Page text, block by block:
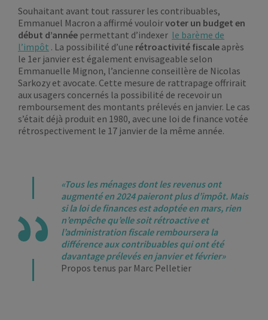
Souhaitant avant tout rassurer les contribuables,
Emmanuel Macron a affirmé vouloirvoter un budget en
début d’année permettant d’indexer le barème de
l’impôt . La possibilité d’une rétroactivité fiscale après
le 1er janvier est également envisageable selon
Emmanuelle Mignon, l’ancienne conseillère de Nicolas
Sarkozy et avocate. Cette mesure de rattrapage offrirait
aux usagers concernés la possibilité de recevoir un
remboursement des montants prélevés en janvier. Le cas
s’était déjà produit en 1980, avec une loi de finance votée
rétrospectivement le 17 janvier de la même année.
«Tous les ménages dont les revenus ont
augmenté en 2024 paieront plus d’impôt. Mais
si la loi de finances est adoptée en mars, rien
n’empêche qu’elle soit rétroactive et
l’administration fiscale remboursera la
différence aux contribuables qui ont été
davantage prélevés en janvier et février»
Propos tenus par Marc Pelletier